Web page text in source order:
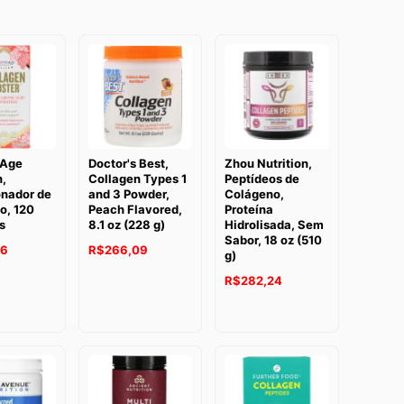
de
120
Doctor's Best,
Collagen Types 1
and 3 Powder,
Peach Flavored,
8.1 oz (228 g)
R$266,09
Zhou Nutrition,
Peptídeos de
Colágeno,
Proteína
Hidrolisada, Sem
Sabor, 18 oz (510
g)
R$282,24